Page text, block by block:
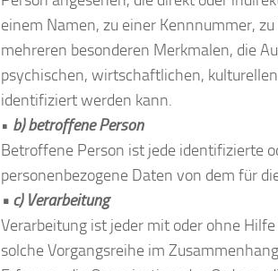
einem Namen, zu einer Kennnummer,
mehreren besonderen Merkmalen, die
psychischen, wirtschaftlichen,
identifiziert werden kann.
• b) betroffene Person
Betroffene Person ist jede identifizierte
personenbezogene Daten von dem für
• c) Verarbeitung
Verarbeitung ist jeder mit oder ohne
solche Vorgangsreihe im